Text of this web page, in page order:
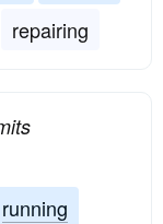
repairing
running